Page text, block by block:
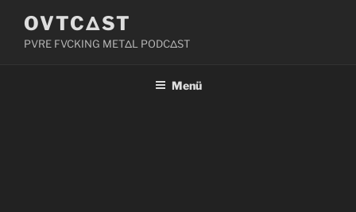
Inhalt
springen
OVTCΔST
PVRE FVCKING METΔL PODCΔST
Menü